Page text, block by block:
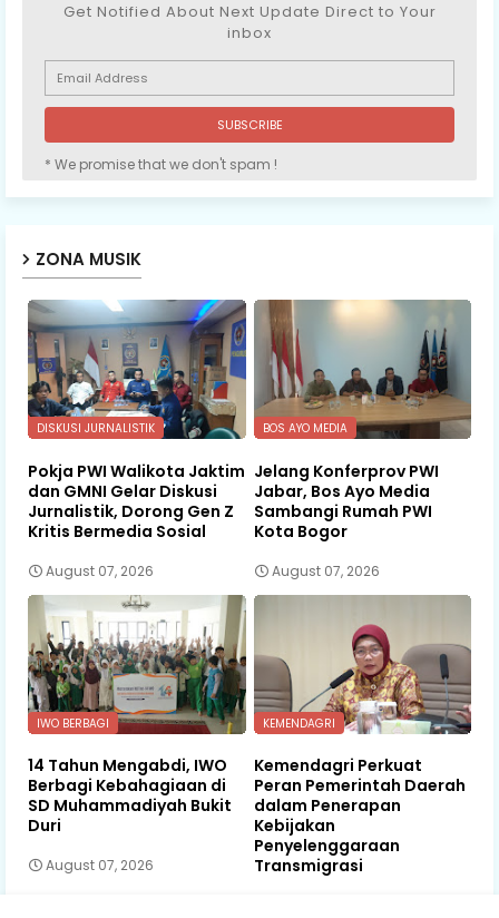
Get Notified About Next Update Direct to Your
inbox
* We promise that we don't spam !
ZONA MUSIK
DISKUSI JURNALISTIK
Pokja PWI Walikota Jaktim
dan GMNI Gelar Diskusi
Jurnalistik, Dorong Gen Z
Kritis Bermedia Sosial
August 07, 2026
BOS AYO MEDIA
Jelang Konferprov PWI
Jabar, Bos Ayo Media
Sambangi Rumah PWI
Kota Bogor
August 07, 2026
IWO BERBAGI
14 Tahun Mengabdi, IWO
Berbagi Kebahagiaan di
SD Muhammadiyah Bukit
Duri
August 07, 2026
KEMENDAGRI
Kemendagri Perkuat
Peran Pemerintah Daerah
dalam Penerapan
Kebijakan
Penyelenggaraan
Transmigrasi